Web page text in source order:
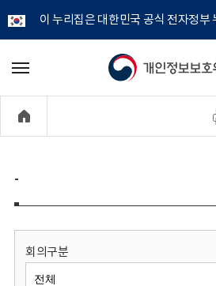
이 누리집은 대한민국 공식 전자정부
개
정
보
메
기
-
회의구분